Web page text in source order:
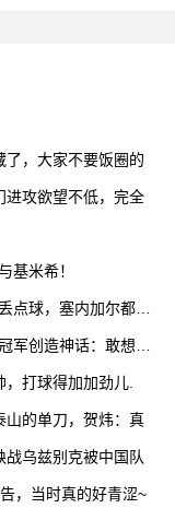
了，大家不要饭圈的
进攻欲望不低，完全
基米希！
点球，塞内加尔都没
军创造神话：敢想不
，打球得加加劲儿.
山的单刀，贺炜：真
乌兹别克被中国队
，当时真的好青涩~